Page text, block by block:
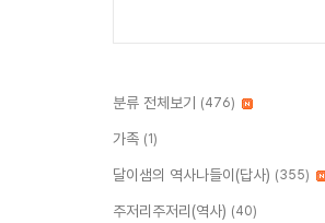
분류 전체보기 (476)
가족 (1)
달이샘의 역사나들이(답사) (355)
주저리주저리(역사) (40)